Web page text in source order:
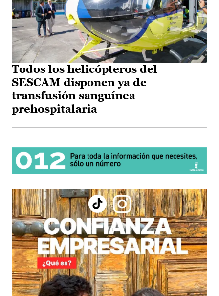
Todos los helicópteros del
SESCAM disponen ya de
transfusión sanguínea
prehospitalaria